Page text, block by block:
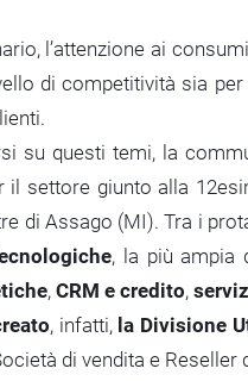
l’attenzione ai
di competitività sia
su questi temi, la
il settore giunto alla
di Assago (MI). Tra i
, la più ampia
, CRM e credito,
, infatti, la Divisione
di vendita e Reseller